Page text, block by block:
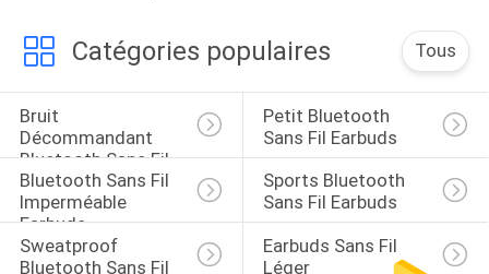
Catégories populaires Tous
Bruit
Décommandant
Bluetooth Sans Fil
Earbuds
Petit Bluetooth
Sans Fil Earbuds
Bluetooth Sans Fil
Imperméable
Earbuds
Sports Bluetooth
Sans Fil Earbuds
Sweatproof
Bluetooth Sans Fil
Earbuds Sans Fil
Léger